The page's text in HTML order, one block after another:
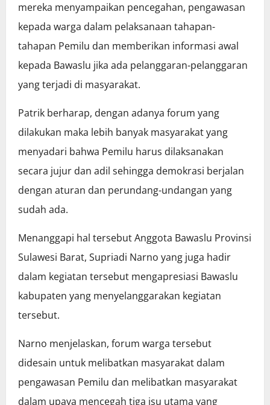
mereka menyampaikan pencegahan, pengawasan
kepada warga dalam pelaksanaan tahapan-
tahapan Pemilu dan memberikan informasi awal
kepada Bawaslu jika ada pelanggaran-pelanggaran
yang terjadi di masyarakat.
Patrik berharap, dengan adanya forum yang
dilakukan maka lebih banyak masyarakat yang
menyadari bahwa Pemilu harus dilaksanakan
secara jujur dan adil sehingga demokrasi berjalan
dengan aturan dan perundang-undangan yang
sudah ada.
Menanggapi hal tersebut Anggota Bawaslu Provinsi
Sulawesi Barat, Supriadi Narno yang juga hadir
dalam kegiatan tersebut mengapresiasi Bawaslu
kabupaten yang menyelanggarakan kegiatan
tersebut.
Narno menjelaskan, forum warga tersebut
didesain untuk melibatkan masyarakat dalam
pengawasan Pemilu dan melibatkan masyarakat
dalam upaya mencegah tiga isu utama yang